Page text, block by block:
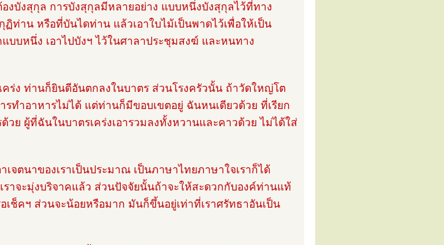
องบังสุกุล การบังสุกุลมีหลายอย่าง แบบหนึ่งบังสุกุลไว้ที่ทาง
ท่าน หรือที่บันไดท่าน แล้วเอาใบไม้เป็นพาดไว้เพื่อให้เป็น
แบบหนึ่ง เอาไปบังฯ ไว้ในศาลาประชุมสงฆ์ และหนทาง
ร่ง ท่านก็ยินดีอันตกลงในบาตร ส่วนโรงครัวนั้น ถ้าวัดใหญ่โต
รทำอาหารไม่ได้ แต่ท่านก็มีขอบเขตอยู่ ฉันหนเดียวด้วย ที่เรียก
วย ผู้ที่ฉันในบาตรเคร่งเอารวมลงทั้งหวานและคาวด้วย ไม่ได้ใส่
จตนาของเราเป็นประมาณ เป็นภาษาไทยภาษาใจเราก็ได้
ราจะมุ่งบริจาคแล้ว ส่วนปัจจัยนั้นถ้าจะให้สะดวกกับองค์ท่านแท้
เช็คฯ ส่วนจะน้อยหรือมาก มันก็ขึ้นอยู่เท่าที่เราศรัทธาอันเป็น